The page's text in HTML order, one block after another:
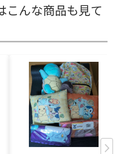
こんな商品も見て